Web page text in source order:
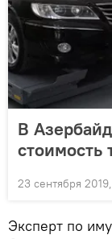
В
стоимость
23 сентября
Эксперт по